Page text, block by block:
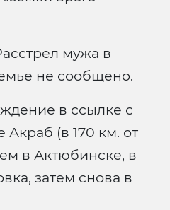
мужа в
не сообщено.
в ссылке с
Акраб (в 170 км. от
в Актюбинске, в
затем снова в